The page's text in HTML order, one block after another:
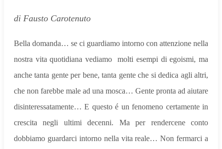
di Fausto Carotenuto
Bella domanda… se ci guardiamo intorno con attenzione nella
nostra vita quotidiana vediamo molti esempi di egoismi, ma
anche tanta gente per bene, tanta gente che si dedica agli altri,
che non farebbe male ad una mosca… Gente pronta ad aiutare
disinteressatamente… E questo é un fenomeno certamente in
crescita negli ultimi decenni. Ma per rendercene conto
dobbiamo guardarci intorno nella vita reale… Non fermarci a